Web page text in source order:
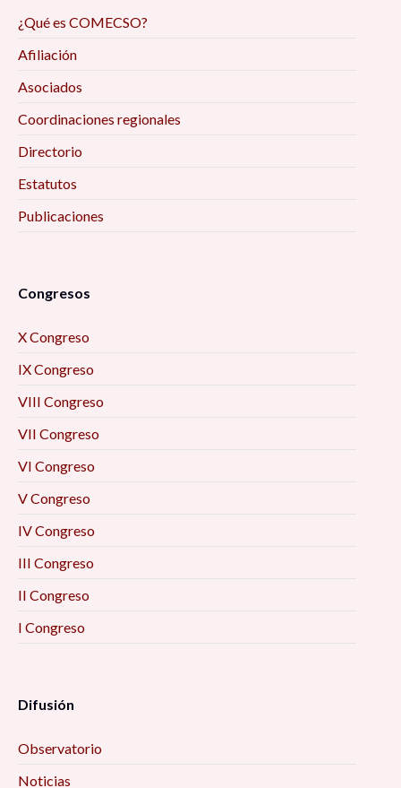
¿Qué es COMECSO?
Afiliación
Asociados
Coordinaciones regionales
Directorio
Estatutos
Publicaciones
Congresos
X Congreso
IX Congreso
VIII Congreso
VII Congreso
VI Congreso
V Congreso
IV Congreso
III Congreso
II Congreso
I Congreso
Difusión
Observatorio
Noticias